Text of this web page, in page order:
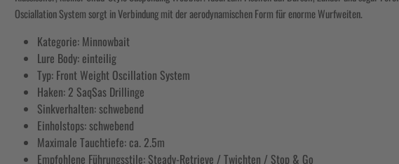
Osciallation System sorgt in Verbindung mit der aerodynamischen Form für enorme Wurfweiten.
Kategorie: Minnowbait
Lure Body: einteilig
Typ: Front Weight Oscillation System
Haken: 2 SaqSas Drillinge
Sinkverhalten: schwebend
Einholstops: schwebend
Maximale Tauchtiefe: ca. 2.5m
Empfohlene Führungsstile: Steady-Retrieve / Twichten / Stop & Go